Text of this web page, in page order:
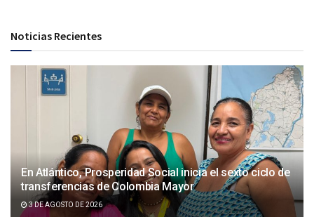
Noticias Recientes
En Atlántico, Prosperidad Social inicia el sexto ciclo de
transferencias de Colombia Mayor
3 DE AGOSTO DE 2026